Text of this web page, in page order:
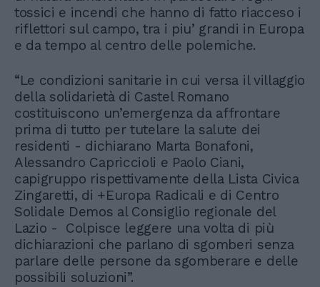
tossici e incendi che hanno di fatto riacceso i
riflettori sul campo, tra i piu’ grandi in Europa
e da tempo al centro delle polemiche.
“Le condizioni sanitarie in cui versa il villaggio
della solidarietà di Castel Romano
costituiscono un’emergenza da affrontare
prima di tutto per tutelare la salute dei
residenti - dichiarano Marta Bonafoni,
Alessandro Capriccioli e Paolo Ciani,
capigruppo rispettivamente della Lista Civica
Zingaretti, di +Europa Radicali e di Centro
Solidale Demos al Consiglio regionale del
Lazio - Colpisce leggere una volta di più
dichiarazioni che parlano di sgomberi senza
parlare delle persone da sgomberare e delle
possibili soluzioni”.